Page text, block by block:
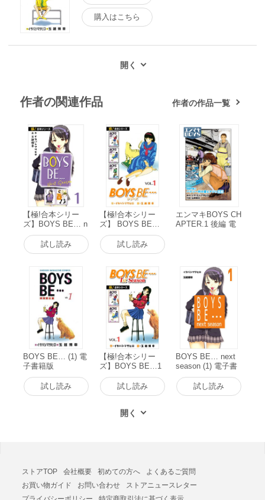
購入はこちら
作者の関連作品 作者の作品一覧
【極!合本シリー
ズ】BOYS BE… n
ext season1巻 電
子書籍版試し読み
【極!合本シリー
ズ】 BOYS BE…
シリーズ1巻 電子
書籍版試し読み
エンマキBOYS CH
APTER.1 後編 電
BOYS BE… (1) 電
子書籍版
試し読み
【極!合本シリー
ズ】BOYS BE…1
st Season1巻 電子
書籍版試し読み
BOYS BE… next
season (1) 電子書
籍版
試し読み
ストアTOP 会社概要 初めての方へ
よくあるご質問
お買い物ガイド
お問い合わせ
ストアニュースレター